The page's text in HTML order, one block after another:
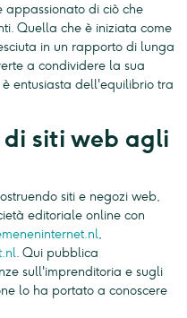
appassionato di ciò che
Quella che è iniziata come
in un rapporto di lunga
a condividere la sua
entusiasta dell'equilibrio tra
siti web agli
siti e negozi web,
editoriale online con
,
. Qui pubblica
sull'imprenditoria e sugli
lo ha portato a conoscere